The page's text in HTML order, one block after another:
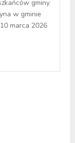
gminy
w gminie
marca 2026